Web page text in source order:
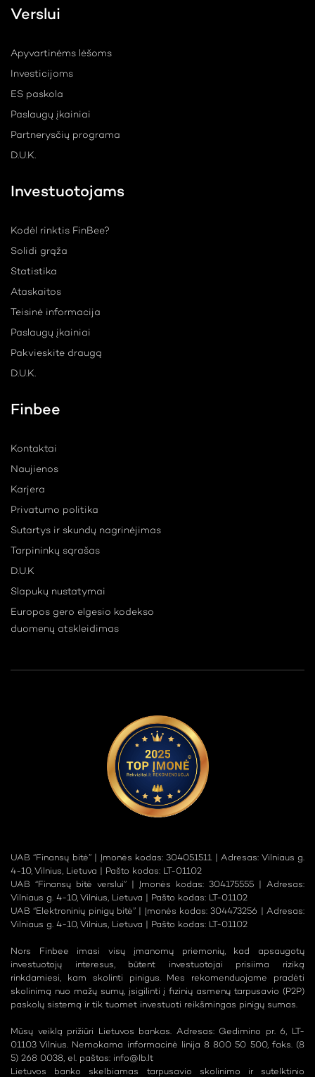
Verslui
Apyvartinėms lėšoms
Investicijoms
ES paskola
Paslaugų įkainiai
Partnerysčių programa
D.U.K.
Investuotojams
Kodėl rinktis FinBee?
Solidi grąža
Statistika
Ataskaitos
Teisinė informacija
Paslaugų įkainiai
Pakvieskite draugą
D.U.K.
Finbee
Kontaktai
Naujienos
Karjera
Privatumo politika
Sutartys ir skundų nagrinėjimas
Tarpininkų sąrašas
D.U.K
Slapukų nustatymai
Europos gero elgesio kodekso
duomenų atskleidimas
UAB “Finansų bitė” | Įmonės kodas: 304051511 | Adresas: Vilniaus g.
4-10, Vilnius, Lietuva | Pašto kodas: LT-01102
UAB “Finansų bitė verslui” | Įmonės kodas: 304175555 | Adresas:
Vilniaus g. 4-10, Vilnius, Lietuva | Pašto kodas: LT-01102
UAB “Elektroninių pinigų bitė” | Įmonės kodas: 304473256 | Adresas:
Vilniaus g. 4-10, Vilnius, Lietuva | Pašto kodas: LT-01102
Nors Finbee imasi visų įmanomų priemonių, kad apsaugotų
investuotojų interesus, būtent investuotojai prisiima riziką
rinkdamiesi, kam skolinti pinigus. Mes rekomenduojame pradėti
skolinimą nuo mažų sumų, įsigilinti į fizinių asmenų tarpusavio (P2P)
paskolų sistemą ir tik tuomet investuoti reikšmingas pinigų sumas.
Mūsų veiklą prižiūri Lietuvos bankas. Adresas: Gedimino pr. 6, LT-
01103 Vilnius. Nemokama informacinė linija 8 800 50 500, faks. (8
5) 268 0038, el. paštas: info@lb.lt
Lietuvos banko skelbiamas tarpusavio skolinimo ir sutelktinio